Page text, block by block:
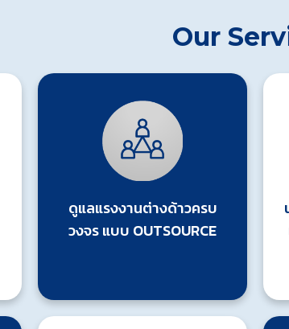
Our
ดูแลแรงงานต่างด้าวครบ
วงจร แบบ OUTSOURCE